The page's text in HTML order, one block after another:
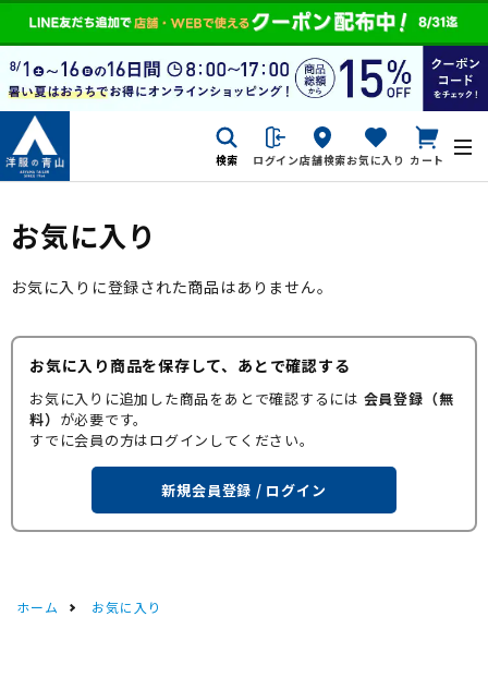
検索 ログイン店舗検索お気に入り カート
お気に入り
お気に入りに登録された商品はありません。
お気に入り商品を保存して、あとで確認する
お気に入りに追加した商品をあとで確認するには 会員登録（無
料） が必要です。
すでに会員の方はログインしてください。
新規会員登録 / ログイン
ホーム お気に入り